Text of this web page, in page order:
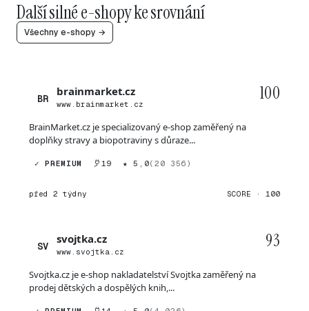
Další silné e-shopy ke srovnání
Všechny e-shopy →
BR
brainmarket.cz
www.brainmarket.cz
100
BrainMarket.cz je specializovaný e-shop zaměřený na
doplňky stravy a biopotraviny s důraze...
✓ PREMIUM 19 ★ 5,0(20 356)
před 2 týdny SCORE · 100
SV
svojtka.cz
www.svojtka.cz
93
Svojtka.cz je e-shop nakladatelství Svojtka zaměřený na
prodej dětských a dospělých knih,...